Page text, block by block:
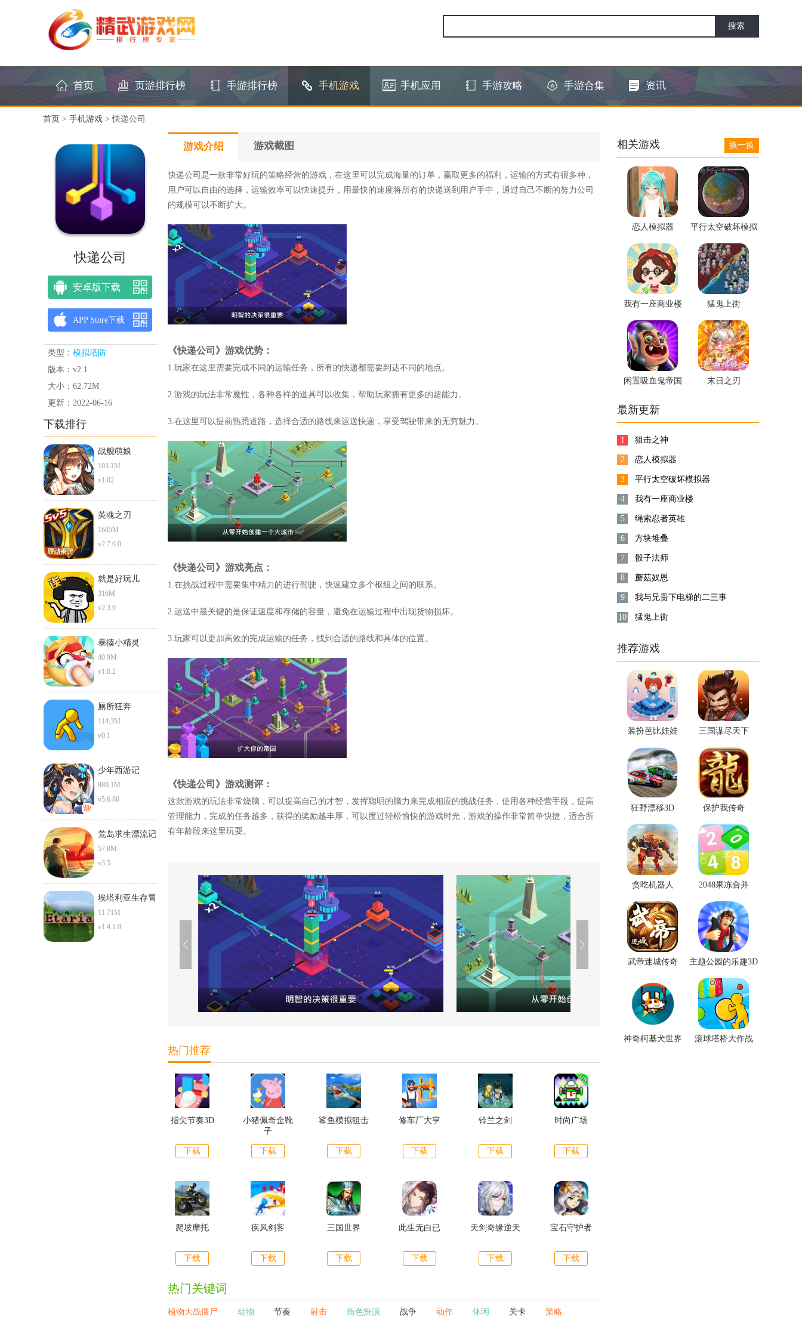
首页 页游排行榜 手游排行榜 手机游戏 手机应用 手游攻略 手游合集 资讯
首页 > 手机游戏 > 快递公司
快递公司
安卓版下载
APP Store下载
类型： 模拟塔防
版本：v2.1
大小：62.72M
更新：2022-06-16
下载排行
战舰萌娘
103.1M
v1.02
英魂之刃
1685M
v2.7.6.0
就是好玩儿
316M
v2.3.9
暴揍小精灵
40.9M
v1.0.2
厕所狂奔
114.3M
v0.1
少年西游记
889.1M
v5.6.80
荒岛求生漂流记
57.8M
v3.5
埃塔利亚生存冒
险
11.71M
v1.4.1.0
游戏介绍 游戏截图
快递公司是一款非常好玩的策略经营的游戏，在这里可以完成海量的订单，赢取更多的福利，运输的方式有很多种，
用户可以自由的选择，运输效率可以快速提升，用最快的速度将所有的快递送到用户手中，通过自己不断的努力公司
的规模可以不断扩大。
《快递公司》游戏优势：
1.玩家在这里需要完成不同的运输任务，所有的快递都需要到达不同的地点。
2.游戏的玩法非常魔性，各种各样的道具可以收集，帮助玩家拥有更多的超能力。
3.在这里可以提前熟悉道路，选择合适的路线来运送快递，享受驾驶带来的无穷魅力。
《快递公司》游戏亮点：
1.在挑战过程中需要集中精力的进行驾驶，快速建立多个枢纽之间的联系。
2.运送中最关键的是保证速度和存储的容量，避免在运输过程中出现货物损坏。
3.玩家可以更加高效的完成运输的任务，找到合适的路线和具体的位置。
《快递公司》游戏测评：
这款游戏的玩法非常烧脑，可以提高自己的才智，发挥聪明的脑力来完成相应的挑战任务，使用各种经营手段，提高
管理能力，完成的任务越多，获得的奖励越丰厚，可以度过轻松愉快的游戏时光，游戏的操作非常简单快捷，适合所
有年龄段来这里玩耍。
热门推荐
指尖节奏3D
下载
小猪佩奇金靴
子
下载
鲨鱼模拟狙击
下载
修车厂大亨
下载
铃兰之剑
下载
时尚广场
下载
爬坡摩托
下载
疾风剑客
下载
三国世界
下载
此生无白已
下载
天剑奇缘逆天
下载
宝石守护者
下载
热门关键词
植物大战僵尸 动物 节奏 射击 角色扮演 战争 动作 休闲 关卡 策略
相关游戏 换一换
恋人模拟器
平行太空破坏模拟
器
我有一座商业楼 猛鬼上街
闲置吸血鬼帝国 末日之刃
最新更新
1 狙击之神
2 恋人模拟器
3 平行太空破坏模拟器
4 我有一座商业楼
5 绳索忍者英雄
6 方块堆叠
7 骰子法师
8 蘑菇奴恩
9 我与兄贵下电梯的二三事
10 猛鬼上街
推荐游戏
装扮芭比娃娃 三国谋尽天下
狂野漂移3D 保护我传奇
贪吃机器人 2048果冻合并
武帝迷城传奇 主题公园的乐趣3D
神奇柯基犬世界 滚球塔桥大作战